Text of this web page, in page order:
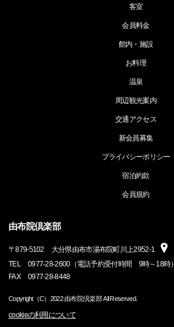
客室
会員料金
館内・施設
お料理
温泉
周辺観光案内
交通アクセス
新会員募集
プライバシーポリシー
宿泊約款
会員規約
由布院倶楽部
〒879-5102
大分県由布市湯布院町川上2952-1
TEL
0977-28-2600（電話予約受付時間 9時～18時）
FAX
0977-28-8448
Copyright（C）2022 由布院倶楽部 All Reserved.
cookieの利用について